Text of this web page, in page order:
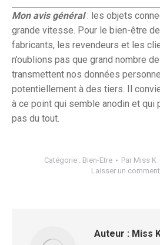
Mon avis général: les objets
grande vitesse. Pour le bien-être
fabricants, les revendeurs et les
n’oublions pas que grand nombre
transmettent nos données
potentiellement à des tiers. Il
à ce point qui semble anodin et qui
pas du tout.
Catégorie : Bien-Etre Par Miss K
Laisser un
Auteur : Miss